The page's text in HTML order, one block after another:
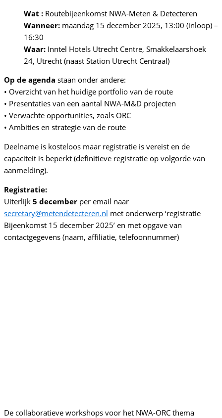
Wat : Routebijeenkomst NWA-Meten & Detecteren
Wanneer: maandag 15 december 2025, 13:00 (inloop) –
16:30
Waar: Inntel Hotels Utrecht Centre, Smakkelaarshoek
24, Utrecht (naast Station Utrecht Centraal)
Op de agenda staan onder andere:
• Overzicht van het huidige portfolio van de route
• Presentaties van een aantal NWA-M&D projecten
• Verwachte opportunities, zoals ORC
• Ambities en strategie van de route
Deelname is kosteloos maar registratie is vereist en de
capaciteit is beperkt (definitieve registratie op volgorde van
aanmelding).
Registratie:
Uiterlijk 5 december per email naar
secretary@metendetecteren.nl met onderwerp ‘registratie
Bijeenkomst 15 december 2025’ en met opgave van
contactgegevens (naam, affiliatie, telefoonnummer)
De collaboratieve workshops voor het NWA-ORC thema